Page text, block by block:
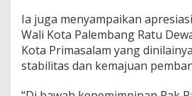
g
J
d
i
Ia juga menyampaikan
Wali Kota Palembang Ratu
Kota Primasalam yang
stabilitas dan kemajuan